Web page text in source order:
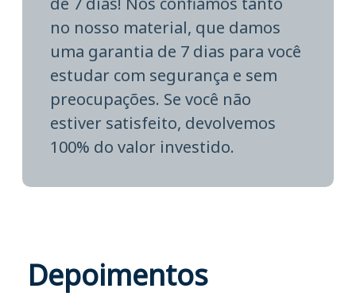
no nosso material, que damos
uma garantia de 7 dias para você
estudar com segurança e sem
preocupações. Se você não
estiver satisfeito, devolvemos
100% do valor investido.
Depoimentos